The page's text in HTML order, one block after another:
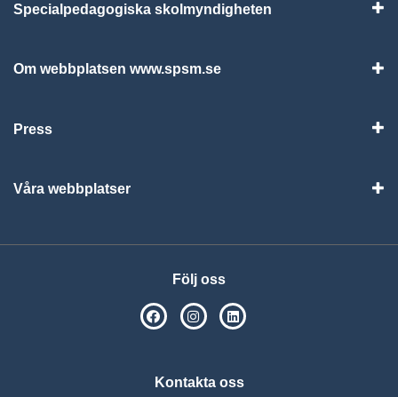
Specialpedagogiska skolmyndigheten
Om webbplatsen www.spsm.se
Press
Våra webbplatser
Följ oss
SPSM på Facebook
SPSM på Instagram
Kontakta oss